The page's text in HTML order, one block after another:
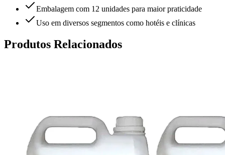
Embalagem com 12 unidades para maior praticidade
Uso em diversos segmentos como hotéis e clínicas
Produtos Relacionados